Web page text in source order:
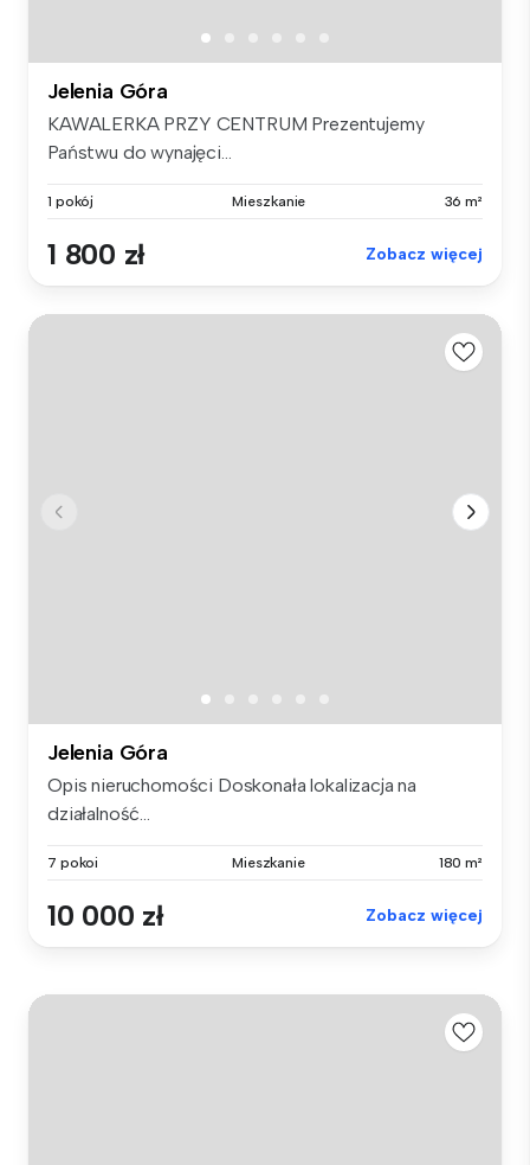
Jelenia Góra
KAWALERKA PRZY CENTRUM Prezentujemy
Państwu do wynajęci...
1 pokój Mieszkanie 36 m²
1 800 zł Zobacz więcej
Jelenia Góra
Opis nieruchomości Doskonała lokalizacja na
działalność...
7 pokoi Mieszkanie 180 m²
10 000 zł Zobacz więcej